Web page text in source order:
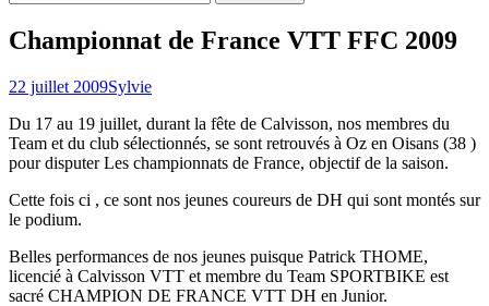
Championnat de France VTT FFC 2009
22 juillet 2009Sylvie
Du 17 au 19 juillet, durant la fête de Calvisson, nos membres du
Team et du club sélectionnés, se sont retrouvés à Oz en Oisans (38 )
pour disputer Les championnats de France, objectif de la saison.
Cette fois ci , ce sont nos jeunes coureurs de DH qui sont montés sur
le podium.
Belles performances de nos jeunes puisque Patrick THOME,
licencié à Calvisson VTT et membre du Team SPORTBIKE est
sacré CHAMPION DE FRANCE VTT DH en Junior.